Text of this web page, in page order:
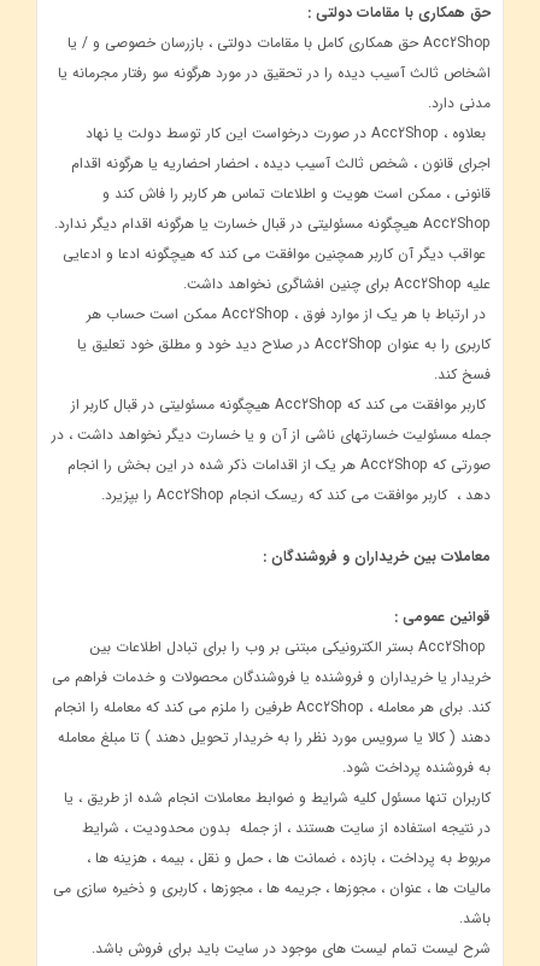
حق همکاری با مقامات دولتی :
Acc2Shop حق همکاری کامل با مقامات دولتی ، بازرسان خصوصی و / یا
اشخاص ثالث آسیب دیده را در تحقیق در مورد هرگونه سو رفتار مجرمانه یا
مدنی دارد.
بعلاوه ، Acc2Shop در صورت درخواست این کار توسط دولت یا نهاد
اجرای قانون ، شخص ثالث آسیب دیده ، احضار احضاریه یا هرگونه اقدام
قانونی ، ممکن است هویت و اطلاعات تماس هر کاربر را فاش کند و
Acc2Shop هیچگونه مسئولیتی در قبال خسارت یا هرگونه اقدام دیگر ندارد.
عواقب دیگر آن کاربر همچنین موافقت می کند که هیچگونه ادعا و ادعایی
علیه Acc2Shop برای چنین افشاگری نخواهد داشت.
در ارتباط با هر یک از موارد فوق ، Acc2Shop ممکن است حساب هر
کاربری را به عنوان Acc2Shop در صلاح دید خود و مطلق خود تعلیق یا
فسخ کند.
کاربر موافقت می کند که Acc2Shop هیچگونه مسئولیتی در قبال کاربر از
جمله مسئولیت خسارتهای ناشی از آن و یا خسارت دیگر نخواهد داشت ، در
صورتی که Acc2Shop هر یک از اقدامات ذکر شده در این بخش را انجام
دهد ، کاربر موافقت می کند که ریسک انجام Acc2Shop را بپزیرد.
معاملات بین خریداران و فروشندگان :
قوانین عمومی :
Acc2Shop بستر الکترونیکی مبتنی بر وب را برای تبادل اطلاعات بین
خریدار یا خریداران و فروشنده یا فروشندگان محصولات و خدمات فراهم می
کند. برای هر معامله ، Acc2Shop طرفین را ملزم می کند که معامله را انجام
دهند ( کالا یا سرویس مورد نظر را به خریدار تحویل دهند ) تا مبلغ معامله
به فروشنده پرداخت شود.
کاربران تنها مسئول کلیه شرایط و ضوابط معاملات انجام شده از طریق ، یا
در نتیجه استفاده از سایت هستند ، از جمله بدون محدودیت ، شرایط
مربوط به پرداخت ، بازده ، ضمانت ها ، حمل و نقل ، بیمه ، هزینه ها ،
مالیات ها ، عنوان ، مجوزها ، جریمه ها ، مجوزها ، کاربری و ذخیره سازی می
باشد.
شرح لیست تمام لیست های موجود در سایت باید برای فروش باشد.